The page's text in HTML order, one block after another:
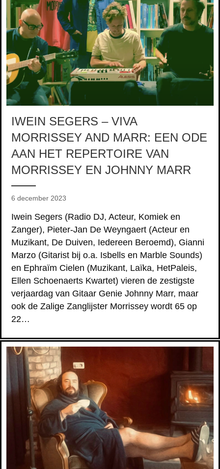
IWEIN SEGERS – VIVA
MORRISSEY AND MARR: EEN ODE
AAN HET REPERTOIRE VAN
MORRISSEY EN JOHNNY MARR
6 december 2023
Iwein Segers (Radio DJ, Acteur, Komiek en
Zanger), Pieter-Jan De Weyngaert (Acteur en
Muzikant, De Duiven, Iedereen Beroemd), Gianni
Marzo (Gitarist bij o.a. Isbells en Marble Sounds)
en Ephraïm Cielen (Muzikant, Laïka, HetPaleis,
Ellen Schoenaerts Kwartet) vieren de zestigste
verjaardag van Gitaar Genie Johnny Marr, maar
ook de Zalige Zanglijster Morrissey wordt 65 op
22…